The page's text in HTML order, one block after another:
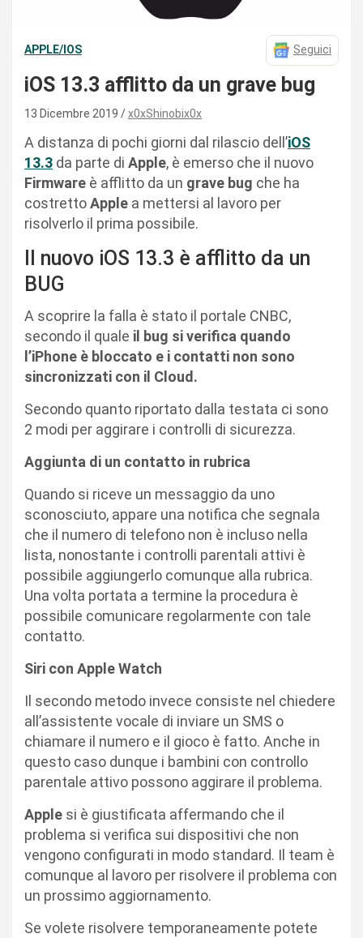
APPLE/IOS Seguici
iOS 13.3 afflitto da un grave bug
13 Dicembre 2019 x0xShinobix0x
A distanza di pochi giorni dal rilascio dell’iOS
13.3 da parte di Apple, è emerso che il nuovo
Firmware è afflitto da un grave bug che ha
costrettoApple a mettersi al lavoro per
risolverlo il prima possibile.
Il nuovo iOS 13.3 è afflitto da un
BUG
A scoprire la falla è stato il portale CNBC,
secondo il quale il bug si verifica quando
l’iPhone è bloccato e i contatti non sono
sincronizzati con il Cloud.
Secondo quanto riportato dalla testata ci sono
2 modi per aggirare i controlli di sicurezza.
Aggiunta di un contatto in rubrica
Quando si riceve un messaggio da uno
sconosciuto, appare una notifica che segnala
che il numero di telefono non è incluso nella
lista, nonostante i controlli parentali attivi è
possibile aggiungerlo comunque alla rubrica.
Una volta portata a termine la procedura è
possibile comunicare regolarmente con tale
contatto.
Siri con Apple Watch
Il secondo metodo invece consiste nel chiedere
all’assistente vocale di inviare un SMS o
chiamare il numero e il gioco è fatto. Anche in
questo caso dunque i bambini con controllo
parentale attivo possono aggirare il problema.
Apple si è giustificata affermando che il
problema si verifica sui dispositivi che non
vengono configurati in modo standard. Il team è
comunque al lavoro per risolvere il problema con
un prossimo aggiornamento.
Se volete risolvere temporaneamente potete